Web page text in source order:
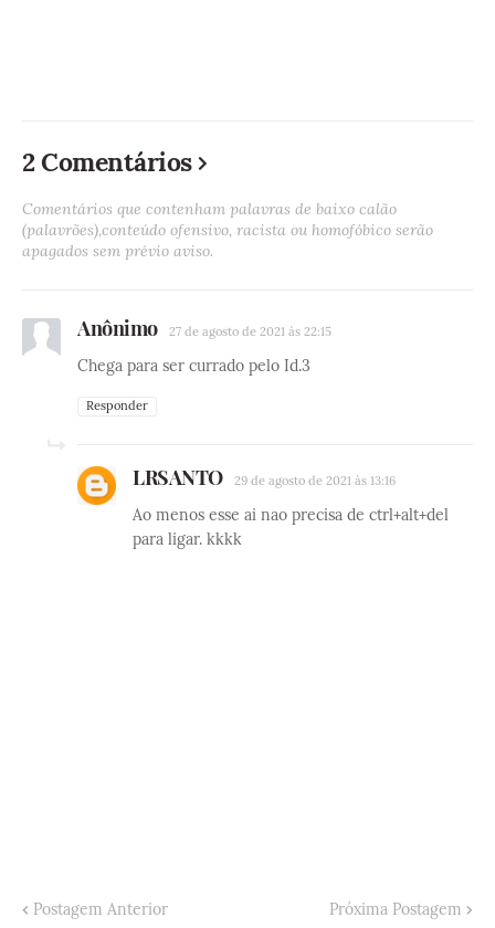
2 Comentários
Comentários que contenham palavras de baixo calão
(palavrões),conteúdo ofensivo, racista ou homofóbico serão
apagados sem prévio aviso.
Anônimo 27 de agosto de 2021 às 22:15
Chega para ser currado pelo Id.3
Responder
LRSANTO 29 de agosto de 2021 às 13:16
Ao menos esse ai nao precisa de ctrl+alt+del
para ligar. kkkk
Postagem Anterior Próxima Postagem